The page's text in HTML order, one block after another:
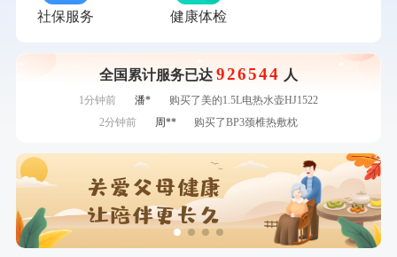
社保服务 健康体检
全国累计服务已达 926544 人
刚刚
侯**
购买了汤臣倍健水飞蓟葛根丹参片（护肝片）1.02g*120片
1分钟前
孙**
成功预约了商务应酬体检（男）
1分钟前
潘*
购买了美的1.5L电热水壶HJ1522
2分钟前
周**
购买了BP3颈椎热敷枕
姜**
成功预约了女性VIP体检套餐
4分钟前
何**
购买了姚朵朵-1000g粗粮生活礼盒
6分钟前
熊**
购买了时尚羽毛球套装ES-YM601
成功预约了脑血管系统套餐